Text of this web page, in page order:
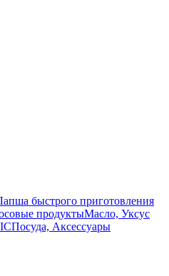
быстрого приготовления
продуктыМасло, Уксус
Посуда, Аксессуары